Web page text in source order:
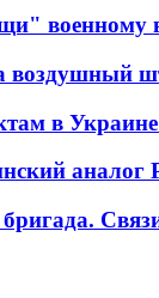
военному
воздушный
в
аналог